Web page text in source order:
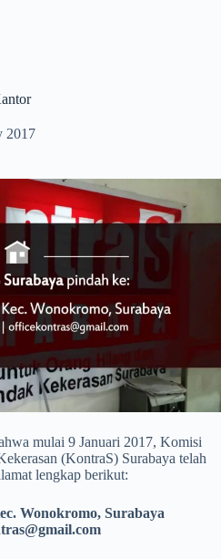
2017
mulai 9 Januari 2017, Komisi
(KontraS) Surabaya telah
lengkap berikut:
Wonokromo, Surabaya